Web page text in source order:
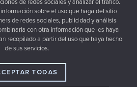
de redes sociales y analizar el tráfico.
sobre el uso que haga del sitio
de redes sociales, publicidad y análisis
con otra información que les haya
recopilado a partir del uso que haya hecho
de sus servicios.
TODAS